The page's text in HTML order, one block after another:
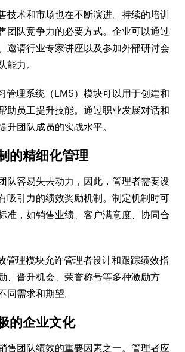
技术和市场也在不断演进。持续的培训
团队竞争力的必要方式。企业可以通过
邀请行业专家讲座以及参加外部研讨会
能力。
管理系统（LMS）模块可以用于创建和
助员工提升技能。通过职业发展对话和
升团队成员的实战水平。
的精细化管理
队容易失去动力，因此，管理者需要设
吸引力的绩效奖励机制。制定机制时可
准，如销售业绩、客户满意度、协同合
管理模块允许管理者设计和跟踪绩效指
、晋升机会、荣誉称号等多种激励方
同需求和期望。
的企业文化
售团队绩效的重要因素之一。管理者应